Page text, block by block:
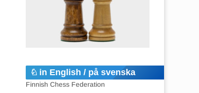
in English / på svenska
Finnish Chess Federation